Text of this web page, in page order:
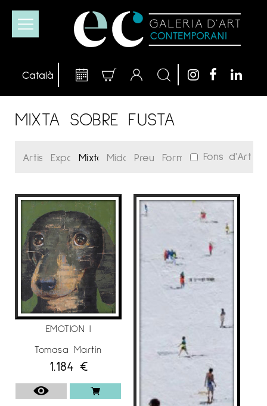
MIXTA SOBRE FUSTA
Fons d'Art
EMOTION I
Tomasa Martín
1.184 €